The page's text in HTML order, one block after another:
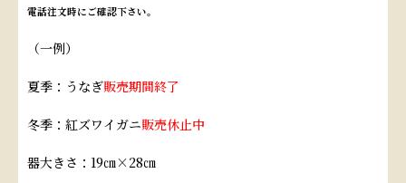
電話注文時にご確認下さい。
（一例）
夏季：うなぎ販売期間終了
冬季：紅ズワイガニ販売休止中
器大きさ：19㎝×28㎝